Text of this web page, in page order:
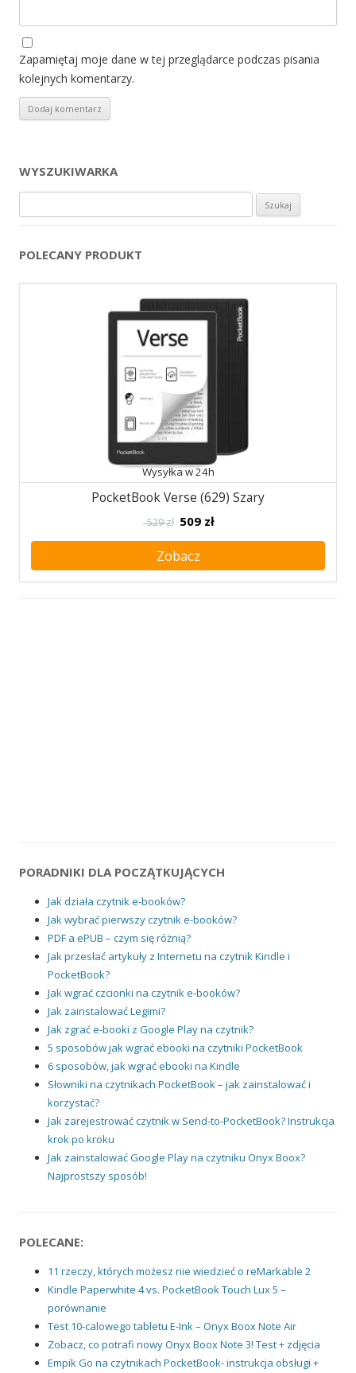
Zapamiętaj moje dane w tej przeglądarce podczas pisania
kolejnych komentarzy.
WYSZUKIWARKA
POLECANY PRODUKT
Wysyłka w 24h
PocketBook Verse (629) Szary
529 zł 509 zł
Zobacz
PORADNIKI DLA POCZĄTKUJĄCYCH
Jak działa czytnik e-booków?
Jak wybrać pierwszy czytnik e-booków?
PDF a ePUB – czym się różnią?
Jak przesłać artykuły z Internetu na czytnik Kindle i
PocketBook?
Jak wgrać czcionki na czytnik e-booków?
Jak zainstalować Legimi?
Jak zgrać e-booki z Google Play na czytnik?
5 sposobów jak wgrać ebooki na czytniki PocketBook
6 sposobów, jak wgrać ebooki na Kindle
Słowniki na czytnikach PocketBook – jak zainstalować i
korzystać?
Jak zarejestrować czytnik w Send-to-PocketBook? Instrukcja
krok po kroku
Jak zainstalować Google Play na czytniku Onyx Boox?
Najprostszy sposób!
POLECANE:
11 rzeczy, których możesz nie wiedzieć o reMarkable 2
Kindle Paperwhite 4 vs. PocketBook Touch Lux 5 –
porównanie
Test 10-calowego tabletu E-Ink – Onyx Boox Note Air
Zobacz, co potrafi nowy Onyx Boox Note 3! Test + zdjęcia
Empik Go na czytnikach PocketBook- instrukcja obsługi +